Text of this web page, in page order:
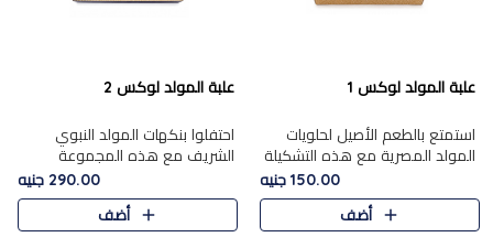
علبة المولد لوكس 1
استمتع بالطعم الأصيل لحلويات
المولد المصرية مع هذه التشكيلة
المختارة بعناية من 9 قطع. تتضمن
التشكيلة جوزرية مع فول،ملبان
150.00 جنيه
أضف
علبة المولد لوكس 2
احتفلوا بنكهات المولد النبوي
الشريف مع هذه المجموعة
الفاخرة المكونة من 19 قطعة،
والتي تم اختيارها بعناية فائقة لتُبرز
تشكيلة واسعة من الحلويات
290.00 جنيه
أضف